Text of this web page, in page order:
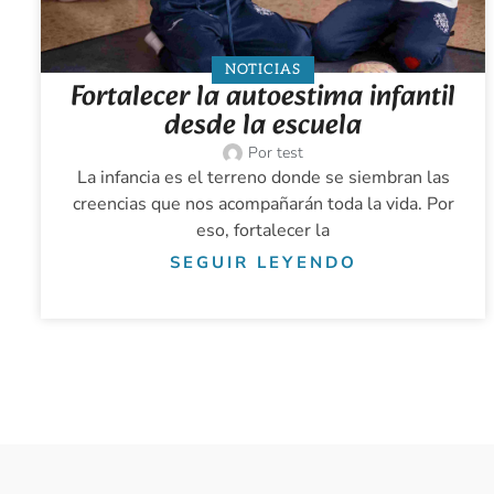
NOTICIAS
Fortalecer la autoestima infantil
desde la escuela
Por test
La infancia es el terreno donde se siembran las
creencias que nos acompañarán toda la vida. Por
eso, fortalecer la
SEGUIR LEYENDO